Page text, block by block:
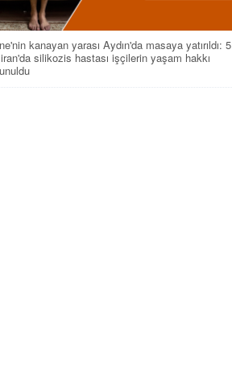
kanayan yarası Aydın'da masaya yatırıldı: 5
silikozis hastası işçilerin yaşam hakkı